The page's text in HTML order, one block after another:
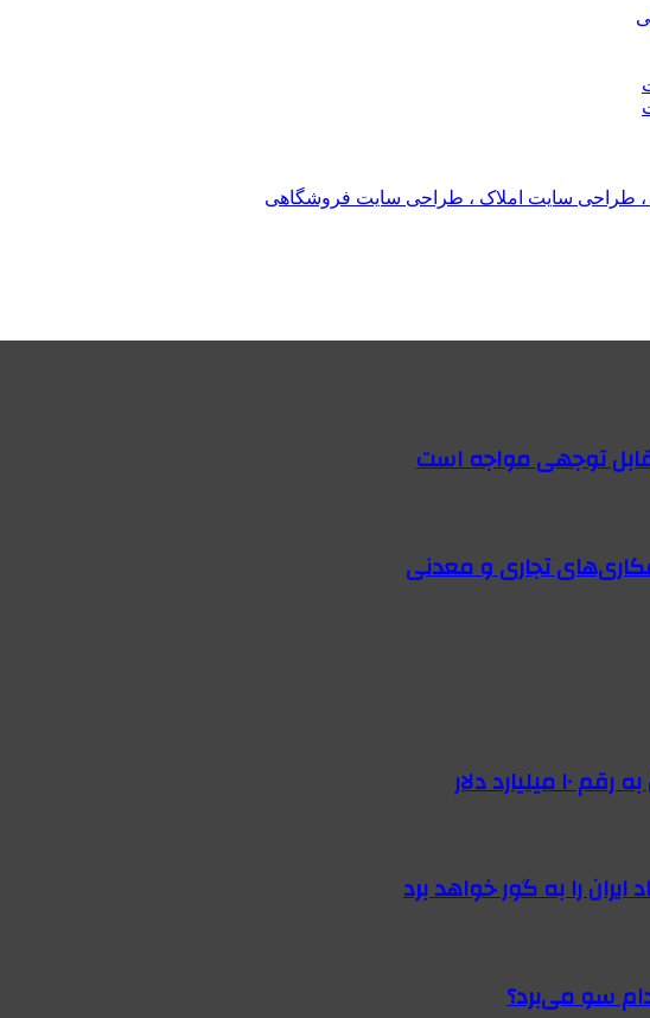
طراحی سایت املاک ، طراحی سایت فروشگاهی
قابل توجهی مواجه است
تجاری و معدنی
دلار
را به گور خواهد برد
سو می‌برد؟